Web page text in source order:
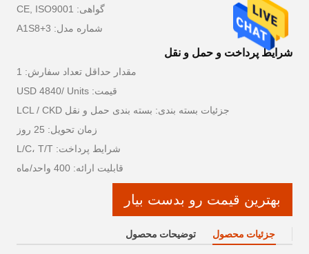
گواهی: CE, ISO9001
شماره مدل: A1S8+3
شرایط پرداخت و حمل و نقل
مقدار حداقل تعداد سفارش: 1
قیمت: USD 4840/ Units
جزئیات بسته بندی: بسته بندی حمل و نقل LCL / CKD
زمان تحویل: 25 روز
شرایط پرداخت: L/C، T/T
قابلیت ارائه: 400 واحد/ماه
بهترین قیمت رو بدست بیار
جزئیات محصول توضیحات محصول